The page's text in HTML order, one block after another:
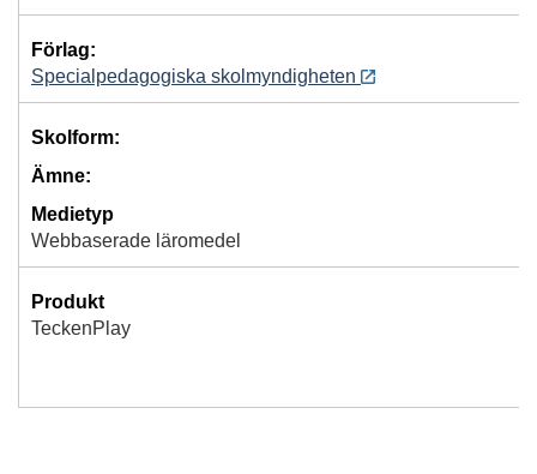
Förlag:
Specialpedagogiska skolmyndigheten
Skolform:
Ämne:
Medietyp
Webbaserade läromedel
Produkt
TeckenPlay